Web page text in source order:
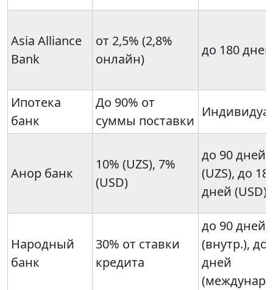
Asia Alliance
Bank
от 2,5% (2,8%
онлайн)
до 180 дней
Ипотека
банк
До 90% от
суммы поставки
Анор банк
10% (UZS), 7%
(USD)
до 90 дней
(UZS), до
дней (USD)
Народный
банк
30% от ставки
кредита
до 90 дней
(внутр.), до
дней
(междунар.)